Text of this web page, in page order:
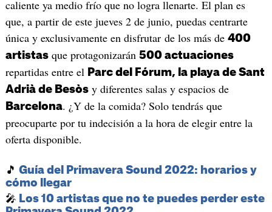
caliente ya medio frío que no logra llenarte. El plan es
que, a partir de este jueves 2 de junio, puedas centrarte
única y exclusivamente en disfrutar de los más de 400
artistasque protagonizarán 500 actuaciones
repartidas entre el Parc del Fórum, la playa de Sant
Adrià de Besòsy diferentes salas y espacios de
Barcelona. ¿Y de la comida? Solo tendrás que
preocuparte por tu indecisión a la hora de elegir entre la
oferta disponible.
🎵 Guía del Primavera Sound 2022: horarios y
cómo llegar
🎤 Los 10 artistas que no te puedes perder este